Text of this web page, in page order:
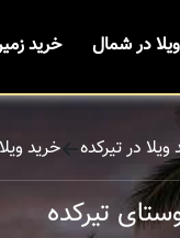
در شمال خرید
ویلا در تیرکده خرید
تیرکده